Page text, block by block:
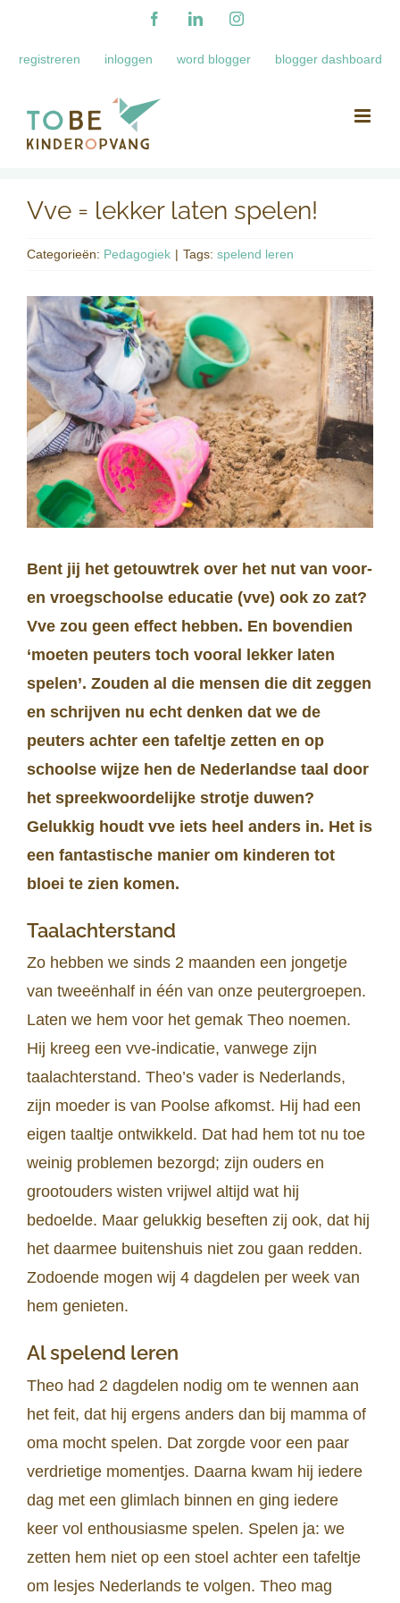
inhoud
FacebookLinkedInInstagram
registreren inloggen word blogger blogger dashboard
Vve = lekker laten spelen!
Categorieën: Pedagogiek | Tags: spelend leren
Bent jij het getouwtrek over het nut van voor-
en vroegschoolse educatie (vve) ook zo zat?
Vve zou geen effect hebben. En bovendien
‘moeten peuters toch vooral lekker laten
spelen’. Zouden al die mensen die dit zeggen
en schrijven nu echt denken dat we de
peuters achter een tafeltje zetten en op
schoolse wijze hen de Nederlandse taal door
het spreekwoordelijke strotje duwen?
Gelukkig houdt vve iets heel anders in. Het is
een fantastische manier om kinderen tot
bloei te zien komen.
Taalachterstand
Zo hebben we sinds 2 maanden een jongetje
van tweeënhalf in één van onze peutergroepen.
Laten we hem voor het gemak Theo noemen.
Hij kreeg een vve-indicatie, vanwege zijn
taalachterstand. Theo’s vader is Nederlands,
zijn moeder is van Poolse afkomst. Hij had een
eigen taaltje ontwikkeld. Dat had hem tot nu toe
weinig problemen bezorgd; zijn ouders en
grootouders wisten vrijwel altijd wat hij
bedoelde. Maar gelukkig beseften zij ook, dat hij
het daarmee buitenshuis niet zou gaan redden.
Zodoende mogen wij 4 dagdelen per week van
hem genieten.
Al spelend leren
Theo had 2 dagdelen nodig om te wennen aan
het feit, dat hij ergens anders dan bij mamma of
oma mocht spelen. Dat zorgde voor een paar
verdrietige momentjes. Daarna kwam hij iedere
dag met een glimlach binnen en ging iedere
keer vol enthousiasme spelen. Spelen ja: we
zetten hem niet op een stoel achter een tafeltje
om lesjes Nederlands te volgen. Theo mag